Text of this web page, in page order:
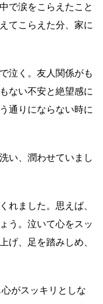
で涙をこらえたこと
てこらえた分、家に
泣く。友人関係がも
ない不安と絶望感に
通りにならない時に
い、潤わせていまし
れました。思えば、
う。泣いて心をスッ
げ、足を踏みしめ、
がスッキリとしな